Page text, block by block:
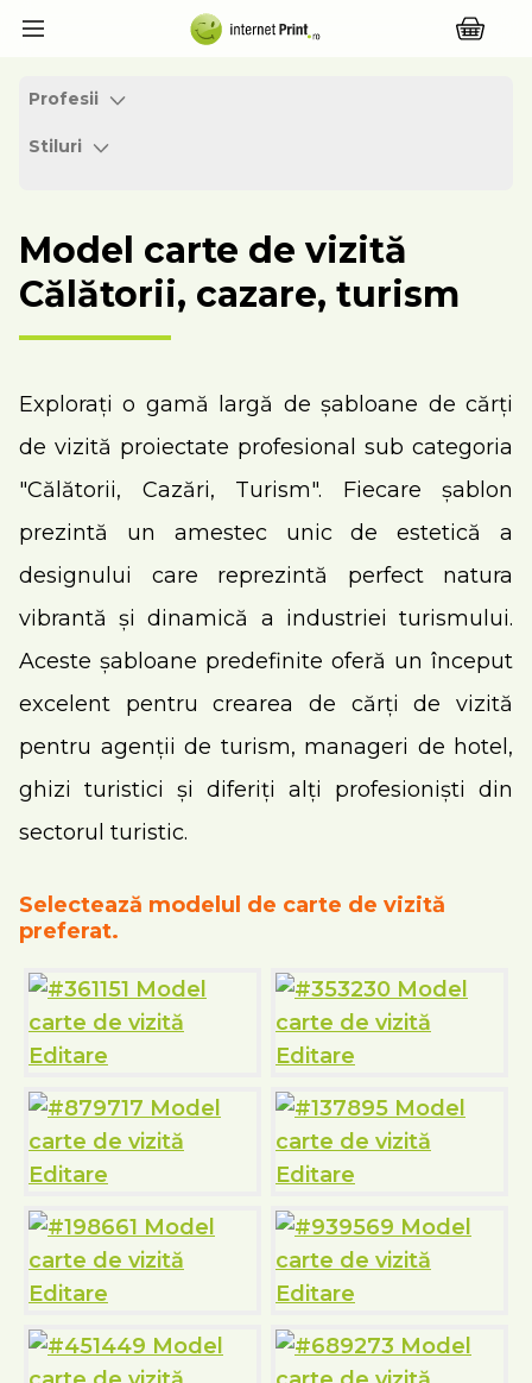
Profesii
Stiluri
Model carte de vizită
Călătorii, cazare, turism
Explorați o gamă largă de șabloane de cărți
de vizită proiectate profesional sub categoria
"Călătorii, Cazări, Turism". Fiecare șablon
prezintă un amestec unic de estetică a
designului care reprezintă perfect natura
vibrantă și dinamică a industriei turismului.
Aceste șabloane predefinite oferă un început
excelent pentru crearea de cărți de vizită
pentru agenții de turism, manageri de hotel,
ghizi turistici și diferiți alți profesioniști din
sectorul turistic.
Selectează modelul de carte de vizită
preferat.